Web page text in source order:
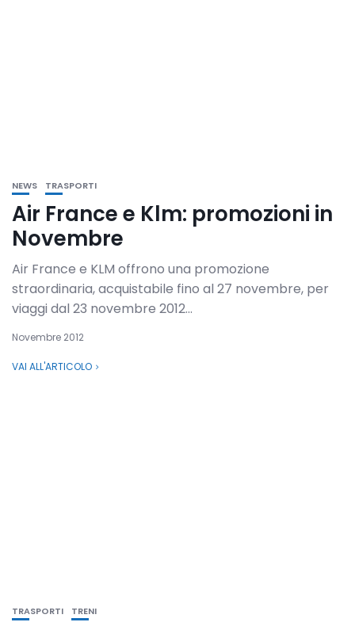
NEWS TRASPORTI
Air France e Klm: promozioni in
Novembre
Air France e KLM offrono una promozione
straordinaria, acquistabile fino al 27 novembre, per
viaggi dal 23 novembre 2012...
Novembre 2012
VAI ALL'ARTICOLO
TRASPORTI TRENI